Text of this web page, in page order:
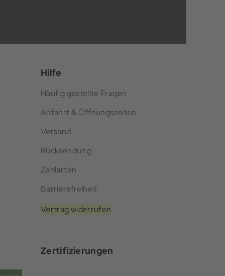
Hilfe
Häufig gestellte Fragen
Anfahrt & Öffnungszeiten
Versand
Rücksendung
Zahlarten
Barrierefreiheit
Vertrag widerrufen
Zertifizierungen